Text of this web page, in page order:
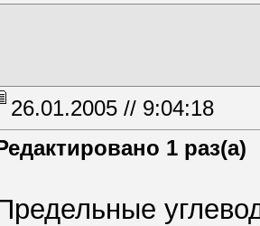
26.01.2005 // 9:04:18
1 раз(а)